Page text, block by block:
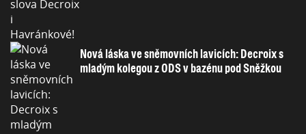
Nová láska ve sněmovních lavicích: Decroix s
mladým kolegou z ODS v bazénu pod Sněžkou